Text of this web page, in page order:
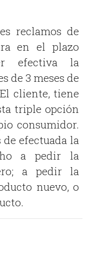
reclamos de
en el plazo
efectiva la
de 3 meses de
cliente, tiene
triple opción
consumidor.
de efectuada la
a pedir la
a pedir la
nuevo, o